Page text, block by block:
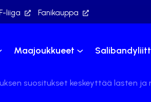
liiga Fanikauppa
Maajoukkueet
suositukset keskeyttää lasten